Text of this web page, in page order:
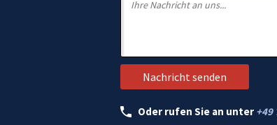
Oder rufen Sie an unter +49